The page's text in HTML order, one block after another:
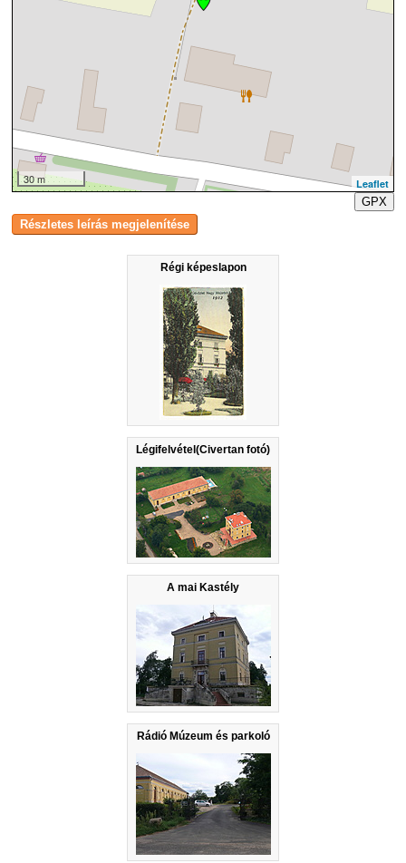
Régi képeslapon
Légifelvétel(Civertan fotó)
A mai Kastély
Rádió Múzeum és parkoló
30 m
Leaflet
GPX